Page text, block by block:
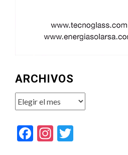
ARCHIVOS
Archivos
Facebook
Instagram